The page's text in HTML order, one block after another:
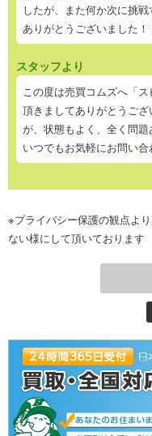
したが、また何か次に挑
ありがとうございました！
スタッフより
この度は売買コムズへ「
頂きましてありがとうご
が、状態もよく、全く問
いつでもお気軽にお問い
※プライバシー保護の観点よ
ない様にして頂いております